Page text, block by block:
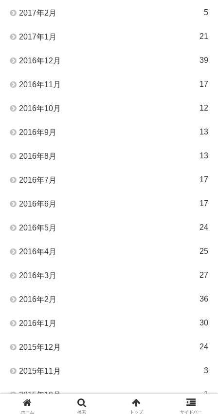
2017年2月 5
2017年1月 21
2016年12月 39
2016年11月 17
2016年10月 12
2016年9月 13
2016年8月 13
2016年7月 17
2016年6月 17
2016年5月 24
2016年4月 25
2016年3月 27
2016年2月 36
2016年1月 30
2015年12月 24
2015年11月 3
2015年10月 1
ホーム 検索 トップ サイドバー